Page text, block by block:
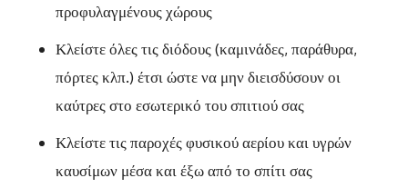
προφυλαγμένους χώρους
Κλείστε όλες τις διόδους (καμινάδες, παράθυρα,
πόρτες κλπ.) έτσι ώστε να μην διεισδύσουν οι
καύτρες στο εσωτερικό του σπιτιού σας
Κλείστε τις παροχές φυσικού αερίου και υγρών
καυσίμων μέσα και έξω από το σπίτι σας